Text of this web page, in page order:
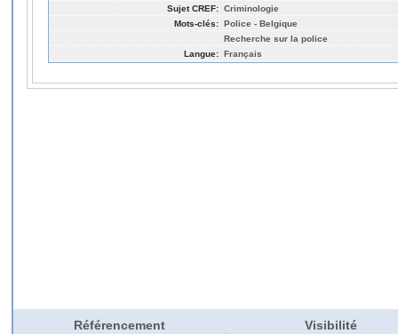
Sujet CREF: Criminologie
Mots-clés: Police - Belgique
Recherche sur la police
Langue: Français
Référencement Visibilité